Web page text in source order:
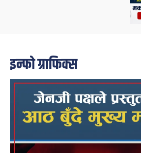
इन्फो ग्राफिक्स